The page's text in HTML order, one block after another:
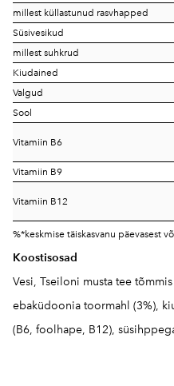
millest küllastunud rasvhapped
Süsivesikud
millest suhkrud
Kiudained
Valgud
Sool
Vitamiin B6
Vitamiin B9
Vitamiin B12
%*keskmise täiskasvanu päevasest
Koostisosad
Vesi, Tseiloni musta tee
ebaküdoonia toormahl (3%),
(B6, foolhape, B12),